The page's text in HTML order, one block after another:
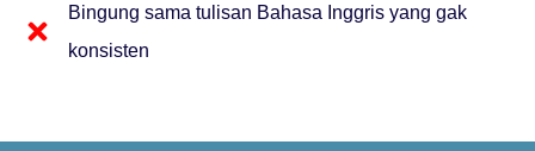
Bingung sama tulisan Bahasa Inggris yang gak
konsisten